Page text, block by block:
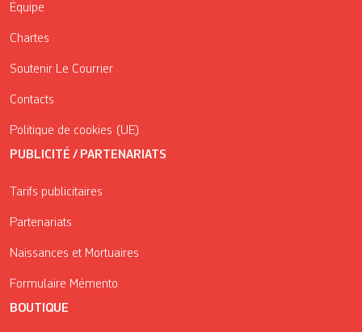
Équipe
Chartes
Soutenir Le Courrier
Contacts
Politique de cookies (UE)
PUBLICITÉ / PARTENARIATS
Tarifs publicitaires
Partenariats
Naissances et Mortuaires
Formulaire Mémento
BOUTIQUE